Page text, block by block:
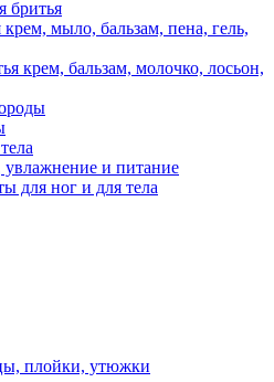
бритья
крем, мыло, бальзам, пена, гель,
крем, бальзам, молочко, лосьон,
и питание
для ног и для тела
плойки, утюжки